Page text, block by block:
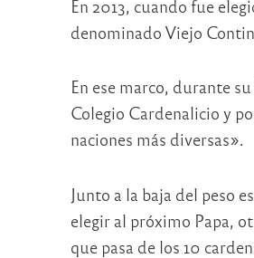
En 2013, cuando fue
denominado Viejo
En ese marco, durante
Colegio Cardenalicio y
naciones más diversas».
Junto a la baja del peso
elegir al próximo Papa,
que pasa de los 10